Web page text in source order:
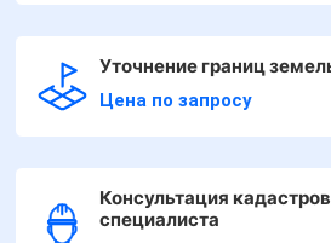
Уточнение границ
Цена по запросу
Консультация
специалиста